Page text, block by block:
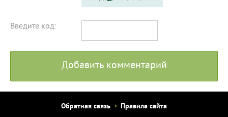
Введите код:
Добавить комментарий
Обратная связь Правила сайта